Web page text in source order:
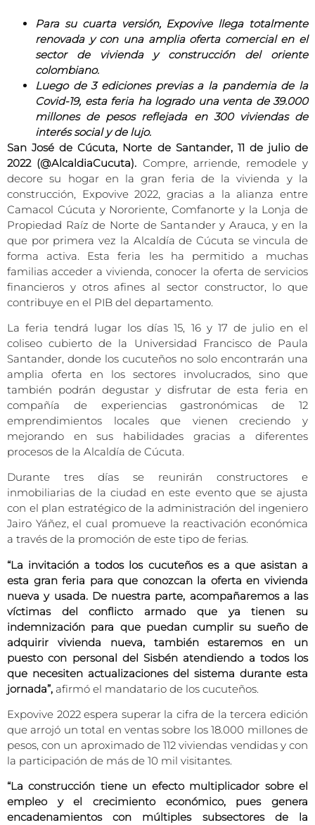
Para su cuarta versión, Expovive llega totalmente
renovada y con una amplia oferta comercial en el
sector de vivienda y construcción del oriente
colombiano.
Luego de 3 ediciones previas a la pandemia de la
Covid-19, esta feria ha logrado una venta de 39.000
millones de pesos reflejada en 300 viviendas de
interés social y de lujo.
San José de Cúcuta, Norte de Santander, 11 de julio de
2022 (@AlcaldiaCucuta). Compre, arriende, remodele y
decore su hogar en la gran feria de la vivienda y la
construcción, Expovive 2022, gracias a la alianza entre
Camacol Cúcuta y Nororiente, Comfanorte y la Lonja de
Propiedad Raíz de Norte de Santander y Arauca, y en la
que por primera vez la Alcaldía de Cúcuta se vincula de
forma activa. Esta feria les ha permitido a muchas
familias acceder a vivienda, conocer la oferta de servicios
financieros y otros afines al sector constructor, lo que
contribuye en el PIB del departamento.
La feria tendrá lugar los días 15, 16 y 17 de julio en el
coliseo cubierto de la Universidad Francisco de Paula
Santander, donde los cucuteños no solo encontrarán una
amplia oferta en los sectores involucrados, sino que
también podrán degustar y disfrutar de esta feria en
compañía de experiencias gastronómicas de 12
emprendimientos locales que vienen creciendo y
mejorando en sus habilidades gracias a diferentes
procesos de la Alcaldía de Cúcuta.
Durante tres días se reunirán constructores e
inmobiliarias de la ciudad en este evento que se ajusta
con el plan estratégico de la administración del ingeniero
Jairo Yáñez, el cual promueve la reactivación económica
a través de la promoción de este tipo de ferias.
“La invitación a todos los cucuteños es a que asistan a
esta gran feria para que conozcan la oferta en vivienda
nueva y usada. De nuestra parte, acompañaremos a las
víctimas del conflicto armado que ya tienen su
indemnización para que puedan cumplir su sueño de
adquirir vivienda nueva, también estaremos en un
puesto con personal del Sisbén atendiendo a todos los
que necesiten actualizaciones del sistema durante esta
jornada”, afirmó el mandatario de los cucuteños.
Expovive 2022 espera superar la cifra de la tercera edición
que arrojó un total en ventas sobre los 18.000 millones de
pesos, con un aproximado de 112 viviendas vendidas y con
la participación de más de 10 mil visitantes.
“La construcción tiene un efecto multiplicador sobre el
empleo y el crecimiento económico, pues genera
encadenamientos con múltiples subsectores de la